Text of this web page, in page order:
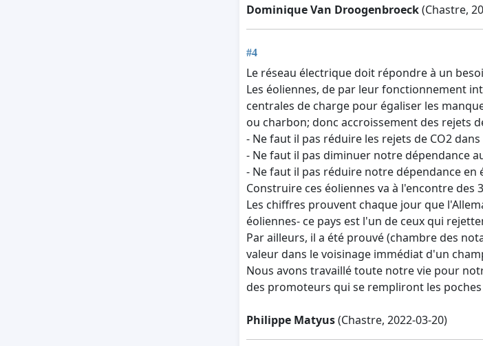
Dominique Van Droogenbroeck(Chastre,
#4
Le réseau électrique doit répondre à un
Les éoliennes, de par leur fonctionnement
centrales de charge pour égaliser les
ou charbon; donc accroissement des rejets
- Ne faut il pas réduire les rejets de CO2
- Ne faut il pas diminuer notre dépendance
- Ne faut il pas réduire notre dépendance en
Construire ces éoliennes va à l'encontre
Les chiffres prouvent chaque jour que
éoliennes- ce pays est l'un de ceux qui
Par ailleurs, il a été prouvé (chambre des
valeur dans le voisinage immédiat d'un
Nous avons travaillé toute notre vie pour
des promoteurs qui se rempliront les
Philippe Matyus(Chastre, 2022-03-20)